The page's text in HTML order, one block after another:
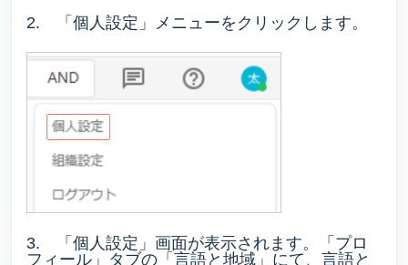
2. 「個人設定」メニューをクリックします。
3. 「個人設定」画面が表示されます。「プロ
フィール」タブの「言語と地域」にて、言語と